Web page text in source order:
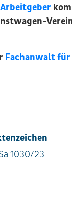
Arbeitgeber
Fachanwalt
1030/23